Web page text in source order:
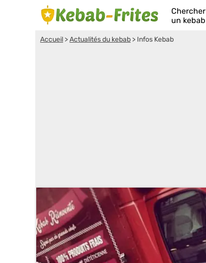
Chercher
un kebab
Accueil >Actualités du kebab > Infos Kebab